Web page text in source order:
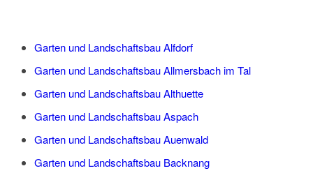
Garten und Landschaftsbau Alfdorf
Garten und Landschaftsbau Allmersbach im Tal
Garten und Landschaftsbau Althuette
Garten und Landschaftsbau Aspach
Garten und Landschaftsbau Auenwald
Garten und Landschaftsbau Backnang